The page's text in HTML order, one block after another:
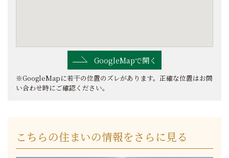
GoogleMapで開く
※GoogleMapに若干の位置のズレがあります。正確な位置はお問
い合わせ時にご確認ください。
こちらの住まいの情報をさらに見る